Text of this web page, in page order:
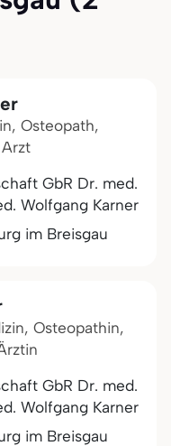
Osteopath,
GbR Dr. med.
Wolfgang Karner
im Breisgau
Osteopathin,
GbR Dr. med.
Wolfgang Karner
im Breisgau